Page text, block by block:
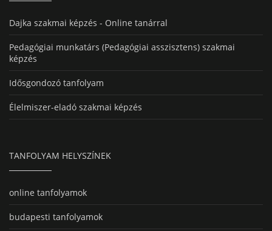
Dajka szakmai képzés - Online tanárral
Pedagógiai munkatárs (Pedagógiai asszisztens) szakmai
képzés
Idősgondozó tanfolyam
Élelmiszer-eladó szakmai képzés
TANFOLYAM HELYSZÍNEK
online tanfolyamok
budapesti tanfolyamok